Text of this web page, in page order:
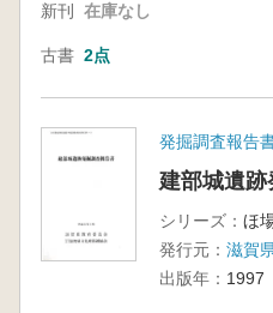
新刊 在庫なし
古書 2点
発掘調査報告
建部城遺
シリーズ：
発行元：
出版年： 1997